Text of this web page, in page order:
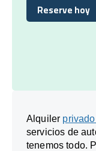
Reserve hoy
Reserve hoy
Alquiler
servicios de
tenemos todo.